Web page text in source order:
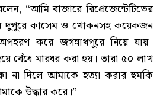
“আমি বাজারে রিপ্রেজেন্টেটিভের
দুপুরে কাসেম ও খোকনসহ কয়েকজন
করে জগন্নাথপুরে নিয়ে যায়।
বেঁধে মারধর করা হয়। তারা ৫০ লাখ
না দিলে আমাকে হত্যা করার হুমকি
উদ্ধার করে।”